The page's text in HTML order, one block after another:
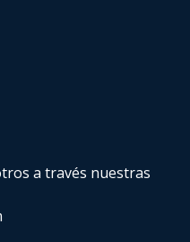
a través nuestras